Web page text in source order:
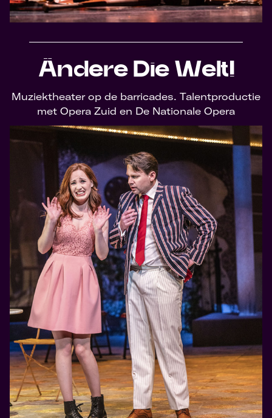
Ändere Die Welt!
Muziektheater op de barricades. Talentproductie
met Opera Zuid en De Nationale Opera